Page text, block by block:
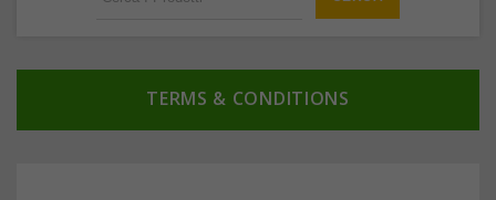
TERMS & CONDITIONS